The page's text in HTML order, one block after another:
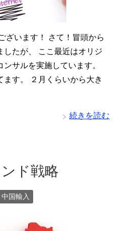
ざいます！ さて！冒頭から
たが、 ここ最近はオリジ
サルを実施しています。
す。 ２月くらいから大き
続きを読む
ド戦略
中国輸入